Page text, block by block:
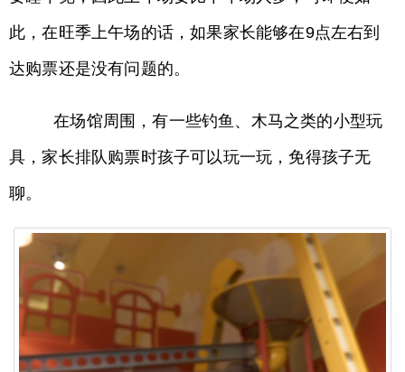
此，在旺季上午场的话，如果家长能够在9点左右到
达购票还是没有问题的。
在场馆周围，有一些钓鱼、木马之类的小型玩
具，家长排队购票时孩子可以玩一玩，免得孩子无
聊。